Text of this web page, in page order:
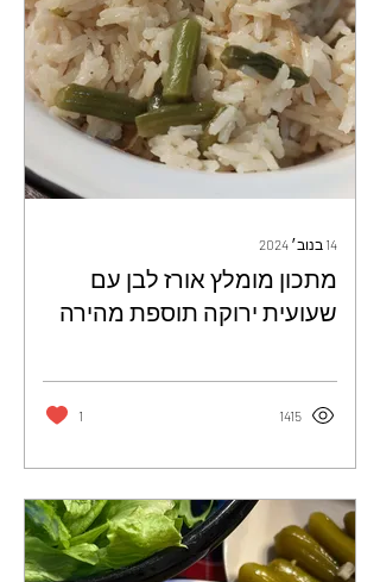
14 בנוב׳ 2024
מתכון מומלץ אורז לבן עם
שעועית ירוקה תוספת מהירה
ולד
1415
1